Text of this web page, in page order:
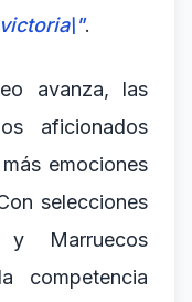
.
avanza, las
aficionados
emociones
selecciones
y Marruecos
competencia